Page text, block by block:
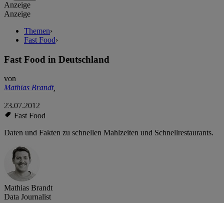
Anzeige
Anzeige
Themen›
Fast Food›
Fast Food in Deutschland
von
Mathias Brandt,
23.07.2012
Fast Food
Daten und Fakten zu schnellen Mahlzeiten und Schnellrestaurants.
Mathias Brandt
Data Journalist